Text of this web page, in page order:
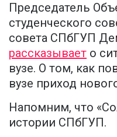
Председатель
студенческого
совета СПбГУП
рассказывает о
вузе. О том, как
вузе приход
Напомним, что
истории СПбГУП.